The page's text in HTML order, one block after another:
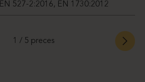
EN 527-2:2016, EN 1730:2012
1 / 5 preces